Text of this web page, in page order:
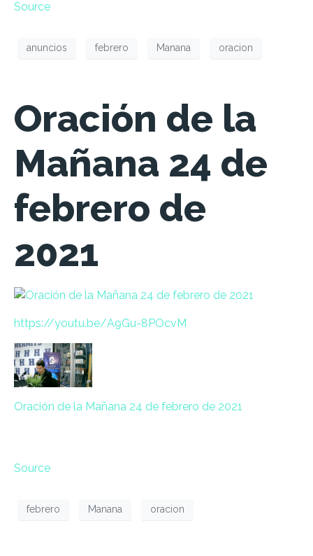
Source
anuncios febrero Manana oracion
Oración de la
Mañana 24 de
febrero de
2021
https://youtu.be/A9Gu-8POcvM
Oración de la Mañana 24 de febrero de 2021
Source
febrero Manana oracion